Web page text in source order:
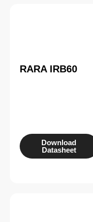
RARA IRB60
Download
Datasheet